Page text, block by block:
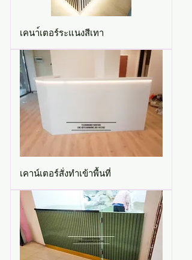
เคนา์เตอร์ระแนงสีเทา
เคาน์เตอร์สั่งทำเข้าพื้นที่